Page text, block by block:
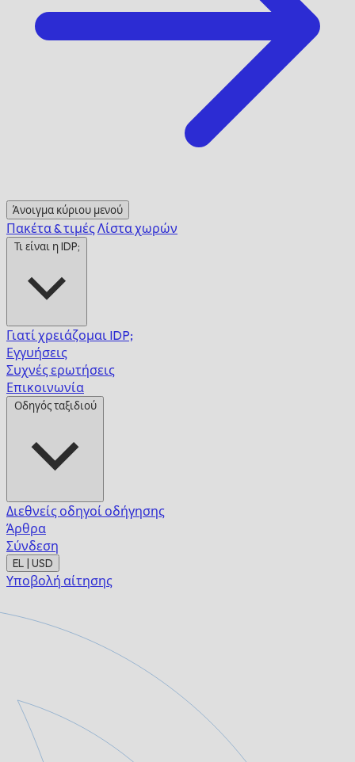
Άνοιγμα κύριου μενού
Πακέτα & τιμέςΛίστα χωρών
Τι είναι η IDP;
Γιατί χρειάζομαι IDP;
Εγγυήσεις
Συχνές ερωτήσεις
Επικοινωνία
Οδηγός ταξιδιού
Διεθνείς οδηγοί οδήγησης
Άρθρα
Σύνδεση
EL | USD
Υποβολή αίτησης